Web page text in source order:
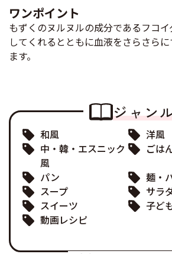
ワンポイント
もずくのヌルヌルの成分であるフコ
してくれるとともに血液をさらさら
ます。
ジャン
和風
洋風
中・韓・エスニック
風
ごは
パン
麺・
スープ
サラ
スイーツ
子ど
動画レシピ